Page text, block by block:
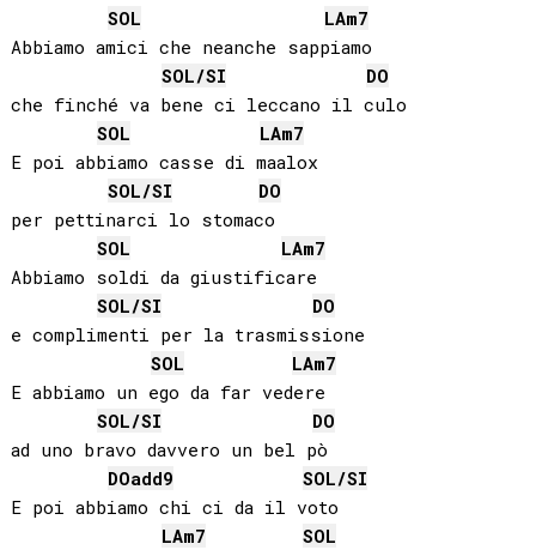
SOL LAm7
Abbiamo amici che neanche sappiamo
SOL/SI
DO
che finché va bene ci leccano il culo
SOL
LAm7
E poi abbiamo casse di maalox
SOL/SI
DO
per pettinarci lo stomaco
SOL
LAm7
Abbiamo soldi da giustificare
SOL/SI
DO
e complimenti per la trasmissione
SOL
LAm7
E abbiamo un ego da far vedere
SOL/SI
DO
ad uno bravo davvero un bel pò
DOadd9 SOL/SI
E poi abbiamo chi ci da il voto
LAm7
SOL